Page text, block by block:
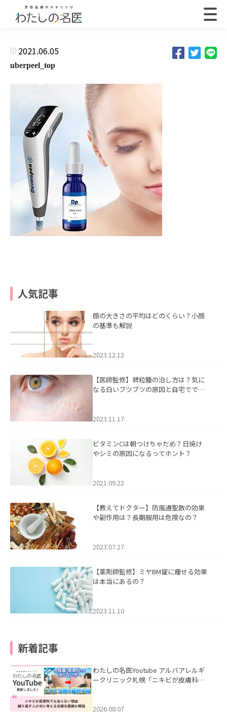
2021.06.05
uberpeel_top
人気記事
顔の大きさの平均はどのくらい？小顔
の基準も解説
2023.12.12
【医師監修】稗粒腫の治し方は？気に
なる白いブツブツの原因と自宅ででき
2023.11.17
ビタミンCは朝つけちゃだめ？日焼け
やシミの原因になるってホント？
2021.09.22
【教えてドクター】防風通聖散の効果
や副作用は？長期服用は危険なの？
2023.07.27
【薬剤師監修】ミヤBM錠に痩せる効果
は本当にあるの？
2023.11.10
新着記事
わたしの名医Youtube アルバアレルギ
ークリニック札幌「ニキビが皮膚科で
ました。
2026.08.07